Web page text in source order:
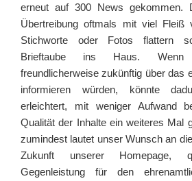
erneut auf 300 News gekommen.
Übertreibung oftmals mit viel Fleiß
Stichworte oder Fotos flattern
Brieftaube ins Haus.
freundlicherweise zukünftig über das
informieren würden, könnte
erleichtert, mit weniger Aufwand
Qualität der Inhalte ein weiteres Mal
zumindest lautet unser Wunsch an
Zukunft unserer Homepage,
Gegenleistung für den